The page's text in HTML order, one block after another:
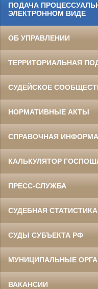
ПОДАЧА
ЭЛЕКТРОННОМ ВИДЕ
ОБ УПРАВЛЕНИИ
ТЕРРИТОРИАЛЬНАЯ
СУДЕЙСКОЕ
НОРМАТИВНЫЕ АКТЫ
СПРАВОЧНАЯ
КАЛЬКУЛЯТОР
ПРЕСС-СЛУЖБА
СУДЕБНАЯ СТАТИСТИКА
СУДЫ СУБЪЕКТА РФ
МУНИЦИПАЛЬНЫЕ
ВАКАНСИИ